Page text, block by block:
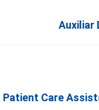
Auxiliar
Patient Care